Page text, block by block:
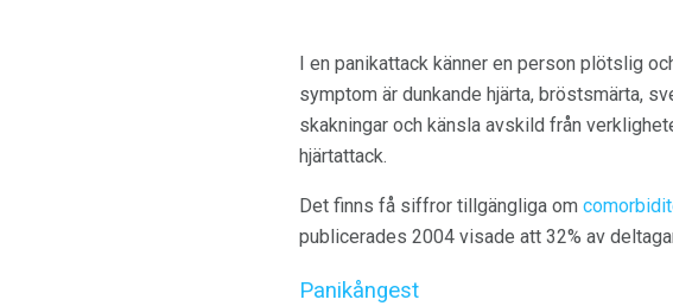
I en panikattack känner en person plötslig
symptom är dunkande hjärta, bröstsmärta,
skakningar och känsla avskild från
hjärtattack.
Det finns få siffror tillgängliga om
publicerades 2004 visade att 32% av
Panikångest